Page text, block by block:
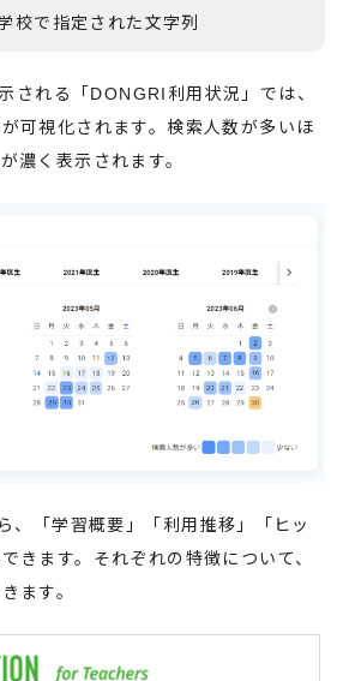
で指定された文字列
される「DONGRI利用状況」では、
可視化されます。検索人数が多いほ
濃く表示されます。
、「学習概要」「利用推移」「ヒッ
きます。それぞれの特徴について、
ます。